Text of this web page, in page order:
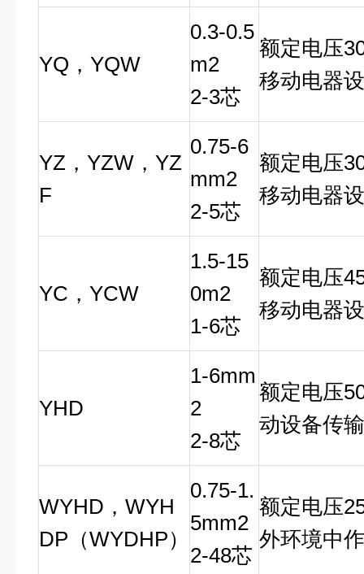
YQ，YQW
0.3-0.5
m2
2-3芯
额定电压
移动电器
YZ，YZW，YZ
F
0.75-6
mm2
2-5芯
额定电压
移动电器
YC，YCW
1.5-15
0m2
1-6芯
额定电压
移动电器
YHD
1-6mm
2
2-8芯
额定电压
动设备传
WYHD，WYH
DP（WYDHP）
0.75-1.
5mm2
2-48芯
额定电压
外环境中